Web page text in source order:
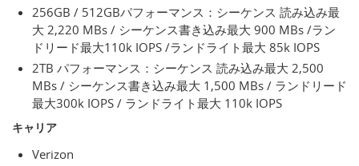
256GB / 512GBパフォーマンス：シーケンス 読み込み最
大 2,220 MBs / シーケンス書き込み最大 900 MBs /ラン
ドリード最大110k IOPS /ランドライト最大 85k IOPS
2TB パフォーマンス：シーケンス 読み込み最大 2,500
MBs / シーケンス書き込み最大 1,500 MBs / ランドリード
最大300k IOPS / ランドライト最大 110k IOPS
キャリア
Verizon